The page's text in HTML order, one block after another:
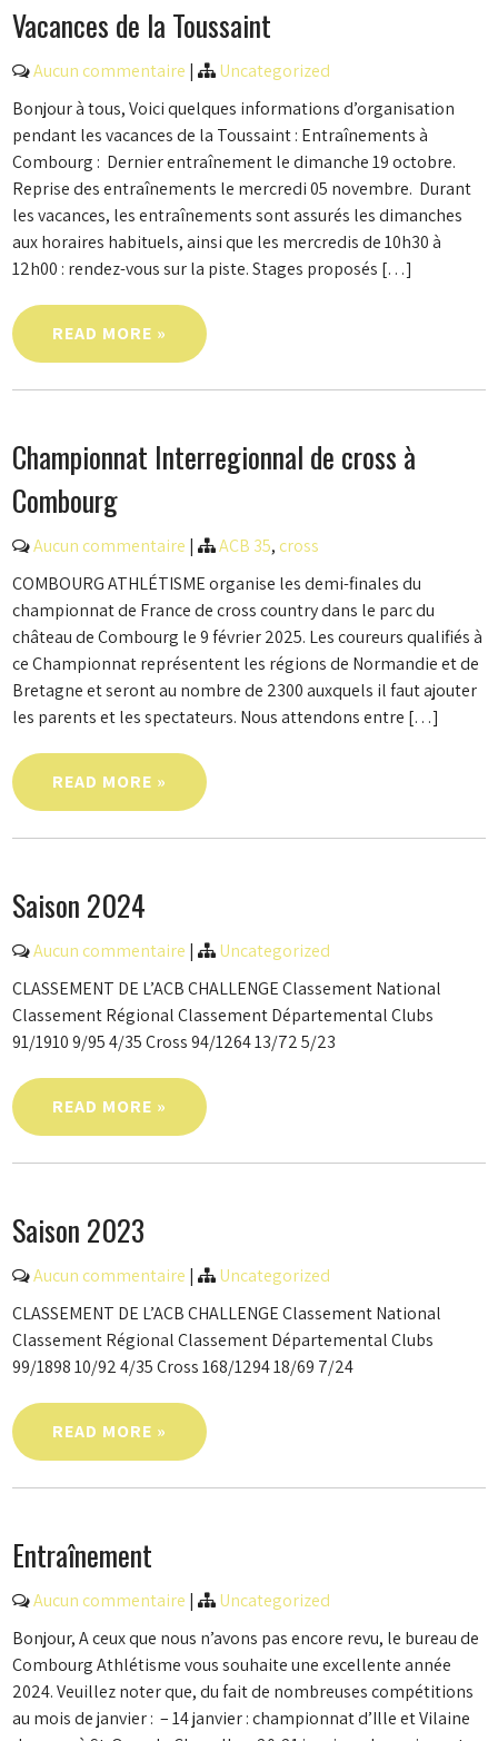
Vacances de la Toussaint
Aucun commentaire |
Uncategorized
Bonjour à tous, Voici quelques informations d’organisation
pendant les vacances de la Toussaint : Entraînements à
Combourg : Dernier entraînement le dimanche 19 octobre.
Reprise des entraînements le mercredi 05 novembre. Durant
les vacances, les entraînements sont assurés les dimanches
aux horaires habituels, ainsi que les mercredis de 10h30 à
12h00 : rendez-vous sur la piste. Stages proposés […]
READ MORE »
Championnat Interregionnal de cross à
Combourg
Aucun commentaire | ACB 35, cross
COMBOURG ATHLÉTISME organise les demi-finales du
championnat de France de cross country dans le parc du
château de Combourg le 9 février 2025. Les coureurs qualifiés à
ce Championnat représentent les régions de Normandie et de
Bretagne et seront au nombre de 2300 auxquels il faut ajouter
les parents et les spectateurs. Nous attendons entre […]
READ MORE »
Saison 2024
Aucun commentaire |
Uncategorized
CLASSEMENT DE L’ACB CHALLENGE Classement National
Classement Régional Classement Départemental Clubs
91/1910 9/95 4/35 Cross 94/1264 13/72 5/23
READ MORE »
Saison 2023
Aucun commentaire |
Uncategorized
CLASSEMENT DE L’ACB CHALLENGE Classement National
Classement Régional Classement Départemental Clubs
99/1898 10/92 4/35 Cross 168/1294 18/69 7/24
READ MORE »
Entraînement
Aucun commentaire |
Uncategorized
Bonjour, A ceux que nous n’avons pas encore revu, le bureau de
Combourg Athlétisme vous souhaite une excellente année
2024. Veuillez noter que, du fait de nombreuses compétitions
au mois de janvier : – 14 janvier : championnat d’Ille et Vilaine